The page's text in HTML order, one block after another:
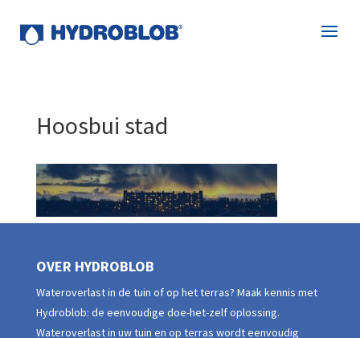
Hoosbui stad
OVER HYDROBLOB
Wateroverlast in de tuin of op het terras? Maak kennis met
Hydroblob: de eenvoudige doe-het-zelf oplossing.
Wateroverlast in uw tuin en op terras wordt eenvoudig